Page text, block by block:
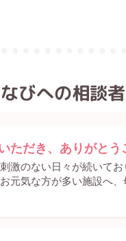
びへの相談
ただき、ありがとう
激のない日々が続いて
元気な方が多い施設へ